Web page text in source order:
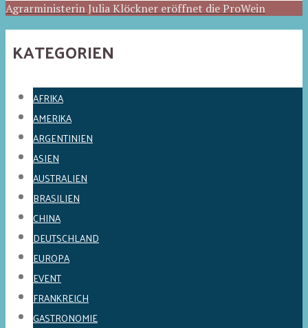
Agrarministerin Julia Klöckner eröffnet die ProWein
KATEGORIEN
AFRIKA
AMERIKA
ARGENTINIEN
ASIEN
AUSTRALIEN
BRASILIEN
CHINA
DEUTSCHLAND
EUROPA
EVENT
FRANKREICH
GASTRONOMIE